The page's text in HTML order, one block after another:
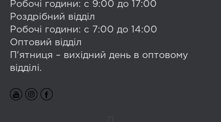
Робочі години: с 9:00 до 17:00
Роздрібний відділ
Робочі години: с 7:00 до 14:00
Оптовий відділ
П'ятниця – вихідний день в оптовому
відділі.